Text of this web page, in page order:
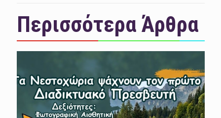
Περισσότερα Άρθρα